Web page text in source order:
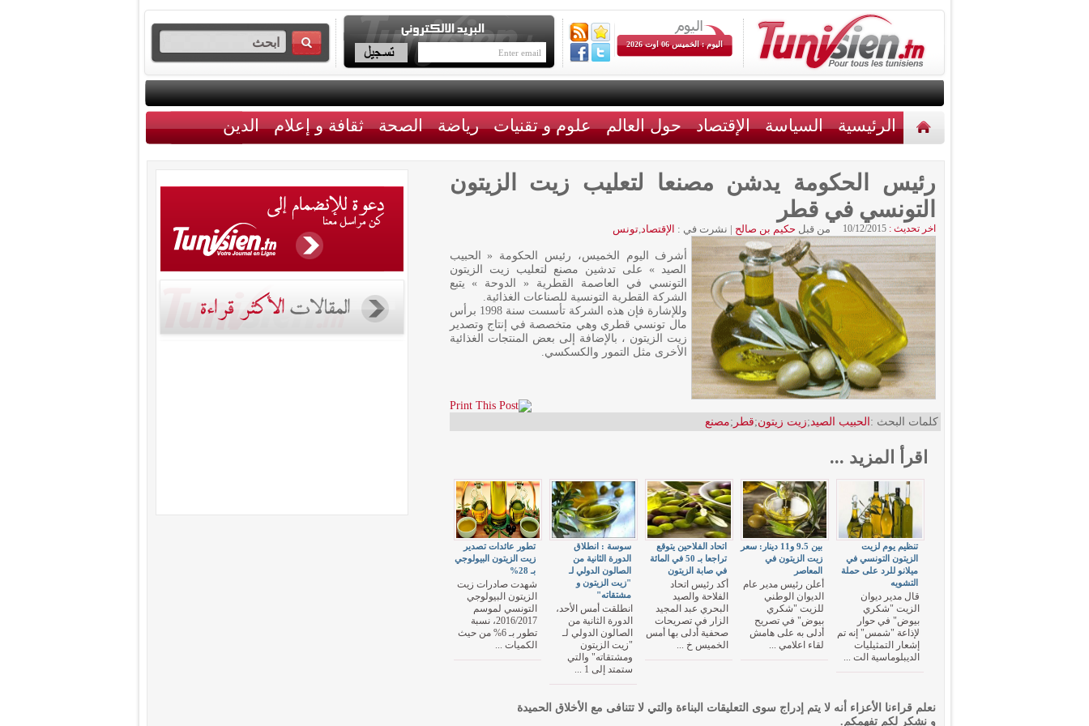
اليوم : الخميس 06 اوت 2026
الرئيسية السياسة الإقتصاد حول العالم علوم و تقنيات رياضة الصحة ثقافة و إعلام الدين
رئيس الحكومة يدشن مصنعا لتعليب زيت الزيتون
التونسي في قطر
اخر تحديث : 10/12/2015 من قبل حكيم بن صالح | نشرت في : الإقتصاد,تونس
أشرف اليوم الخميس، رئيس الحكومة « الحبيب
الصيد » على تدشين مصنع لتعليب زيت الزيتون
التونسي في العاصمة القطرية « الدوحة » يتبع
الشركة القطرية التونسية للصناعات الغذائية.
وللإشارة فإن هذه الشركة تأسست سنة 1998 برأس
مال تونسي قطري وهي متخصصة في إنتاج وتصدير
زيت الزيتون ، بالإضافة إلى بعض المنتجات الغذائية
الأخرى مثل التمور والكسكسي.
كلمات البحث : الحبيب الصيد;زيت زيتون;قطر ;مصنع
اقرأ المزيد ...
تطور عائدات تصدير
زيت الزيتون البيولوجي
بـ 28%
شهدت صادرات زيت
الزيتون البيولوجي
التونسي لموسم
2016/2017، نسبة
تطور بـ 6% من حيث
الكميات ...
سوسة : انطلاق
الدورة الثانية من
الصالون الدولي لـ
"زيت الزيتون و
مشتقاته"
انطلقت أمس الأحد،
الدورة الثانية من
الصالون الدولي لـ
"زيت الزيتون
ومشتقاته" والتي
ستمتد إلى 1 ...
اتحاد الفلاحين يتوقع
تراجعا بـ 50 في المائة
في صابة الزيتون
أكد رئيس اتحاد
الفلاحة والصيد
البحري عبد المجيد
الزار في تصريحات
صحفية أدلى بها أمس
الخميس خ ...
بين 9.5 و11 دينار: سعر
زيت الزيتون في
المعاصر
أعلن رئيس مدير عام
الديوان الوطني
للزيت "شكري
بيوض" في تصريح
أدلى به على هامش
لقاء اعلامي ...
تنظيم يوم لزيت
الزيتون التونسي في
ميلانو للرد على حملة
التشويه
قال مدير ديوان
الزيت "شكري
بيوض" في حوار
لإذاعة "شمس" إنه تم
إشعار التمثيليات
الديبلوماسية الت ...
نعلم قراءنا الأعزاء أنه لا يتم إدراج سوى التعليقات البناءة والتي لا تتنافى مع الأخلاق الحميدة
و نشكر لكم تفهمكم.